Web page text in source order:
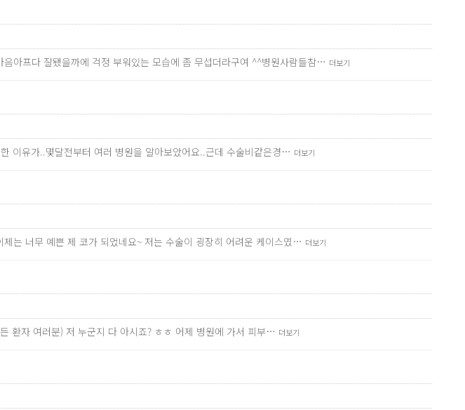
아프다 잘됐을까에 걱정 부워있는 모습에 좀 무섭더라구여 ^^병원사람들참… 더보기
이유가..몇달전부터 여러 병원을 알아보았어요..근데 수술비같은경… 더보기
는 너무 예쁜 제 코가 되었네요~ 저는 수술이 굉장히 어려운 케이스였… 더보기
환자 여러분) 저 누군지 다 아시죠? ㅎㅎ 어제 병원에 가서 피부… 더보기